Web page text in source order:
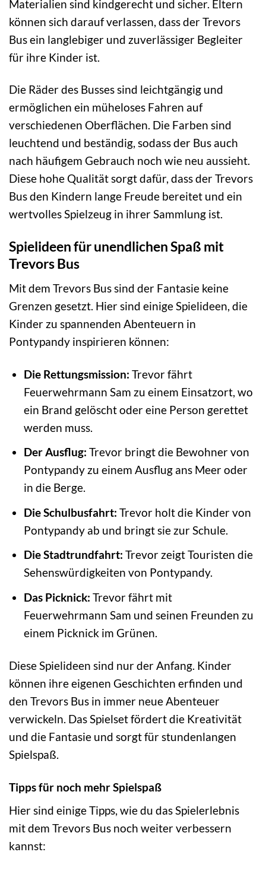
Materialien sind kindgerecht und sicher. Eltern
können sich darauf verlassen, dass der Trevors
Bus ein langlebiger und zuverlässiger Begleiter
für ihre Kinder ist.
Die Räder des Busses sind leichtgängig und
ermöglichen ein müheloses Fahren auf
verschiedenen Oberflächen. Die Farben sind
leuchtend und beständig, sodass der Bus auch
nach häufigem Gebrauch noch wie neu aussieht.
Diese hohe Qualität sorgt dafür, dass der Trevors
Bus den Kindern lange Freude bereitet und ein
wertvolles Spielzeug in ihrer Sammlung ist.
Spielideen für unendlichen Spaß mit
Trevors Bus
Mit dem Trevors Bus sind der Fantasie keine
Grenzen gesetzt. Hier sind einige Spielideen, die
Kinder zu spannenden Abenteuern in
Pontypandy inspirieren können:
Die Rettungsmission: Trevor fährt
Feuerwehrmann Sam zu einem Einsatzort, wo
ein Brand gelöscht oder eine Person gerettet
werden muss.
Der Ausflug: Trevor bringt die Bewohner von
Pontypandy zu einem Ausflug ans Meer oder
in die Berge.
Die Schulbusfahrt: Trevor holt die Kinder von
Pontypandy ab und bringt sie zur Schule.
Die Stadtrundfahrt: Trevor zeigt Touristen die
Sehenswürdigkeiten von Pontypandy.
Das Picknick: Trevor fährt mit
Feuerwehrmann Sam und seinen Freunden zu
einem Picknick im Grünen.
Diese Spielideen sind nur der Anfang. Kinder
können ihre eigenen Geschichten erfinden und
den Trevors Bus in immer neue Abenteuer
verwickeln. Das Spielset fördert die Kreativität
und die Fantasie und sorgt für stundenlangen
Spielspaß.
Tipps für noch mehr Spielspaß
Hier sind einige Tipps, wie du das Spielerlebnis
mit dem Trevors Bus noch weiter verbessern
kannst: